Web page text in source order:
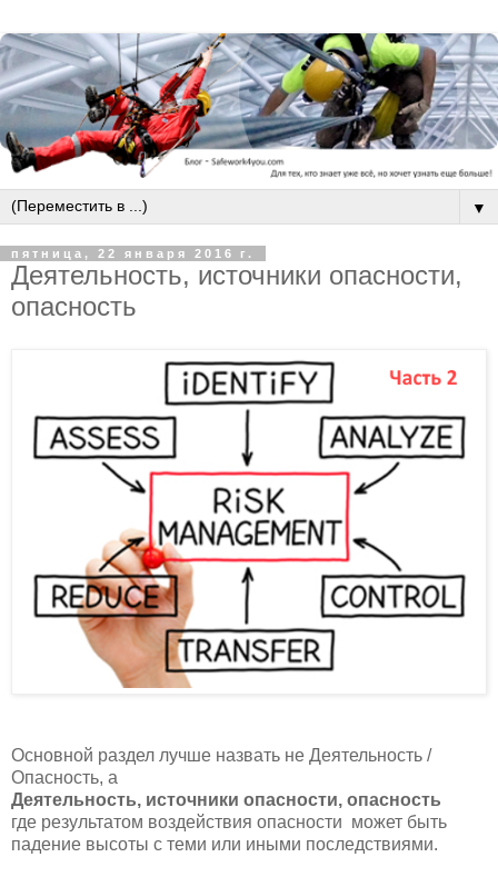
▼
пятница, 22 января 2016 г.
Деятельность, источники опасности,
опасность
Основной раздел лучше назвать не Деятельность /
Опасность, а
Деятельность, источники опасности, опасность
где результатом воздействия опасности может быть
падение высоты с теми или иными последствиями.